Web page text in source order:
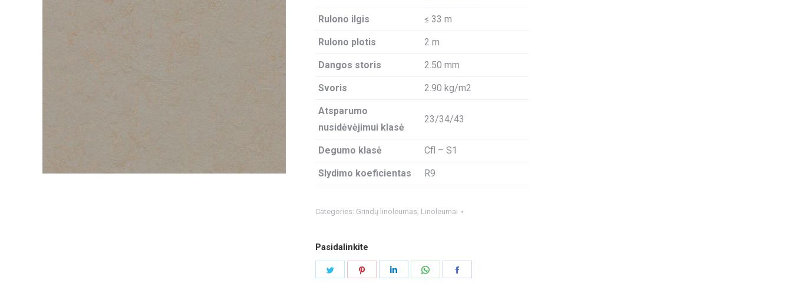
Rulono ilgis ≤ 33 m
Rulono plotis 2 m
Dangos storis 2.50 mm
Svoris 2.90 kg/m2
Atsparumo
nusidėvėjimui klasė
23/34/43
Degumo klasė Cfl – S1
Slydimo koeficientas R9
Categories: Grindų linoleumas, Linoleumai
Pasidalinkite
Share
Share